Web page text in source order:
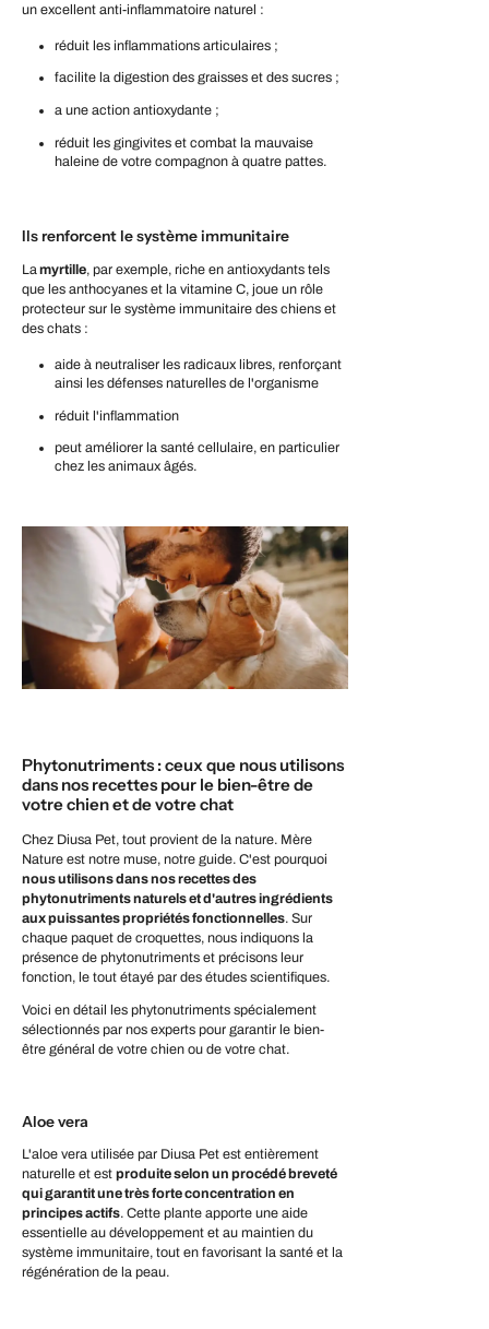
un excellent anti-inflammatoire naturel :
réduit les inflammations articulaires ;
facilite la digestion des graisses et des sucres ;
a une action antioxydante ;
réduit les gingivites et combat la mauvaise
haleine de votre compagnon à quatre pattes.
Ils renforcent le système immunitaire
Lamyrtille, par exemple, riche en antioxydants tels
que les anthocyanes et la vitamine C, joue un rôle
protecteur sur le système immunitaire des chiens et
des chats :
aide à neutraliser les radicaux libres, renforçant
ainsi les défenses naturelles de l'organisme
réduit l'inflammation
peut améliorer la santé cellulaire, en particulier
chez les animaux âgés.
Phytonutriments : ceux que nous utilisons
dans nos recettes pour le bien-être de
votre chien et de votre chat
Chez Diusa Pet, tout provient de la nature. Mère
Nature est notre muse, notre guide. C'est pourquoi
nous utilisons dans nos recettes des
phytonutriments naturels et d'autres ingrédients
aux puissantes propriétés fonctionnelles. Sur
chaque paquet de croquettes, nous indiquons la
présence de phytonutriments et précisons leur
fonction, le tout étayé par des études scientifiques.
Voici en détail les phytonutriments spécialement
sélectionnés par nos experts pour garantir le bien-
être général de votre chien ou de votre chat.
Aloe vera
L'aloe vera utilisée par Diusa Pet est entièrement
naturelle et est produite selon un procédé breveté
qui garantit une très forte concentration en
principes actifs. Cette plante apporte une aide
essentielle au développement et au maintien du
système immunitaire, tout en favorisant la santé et la
régénération de la peau.